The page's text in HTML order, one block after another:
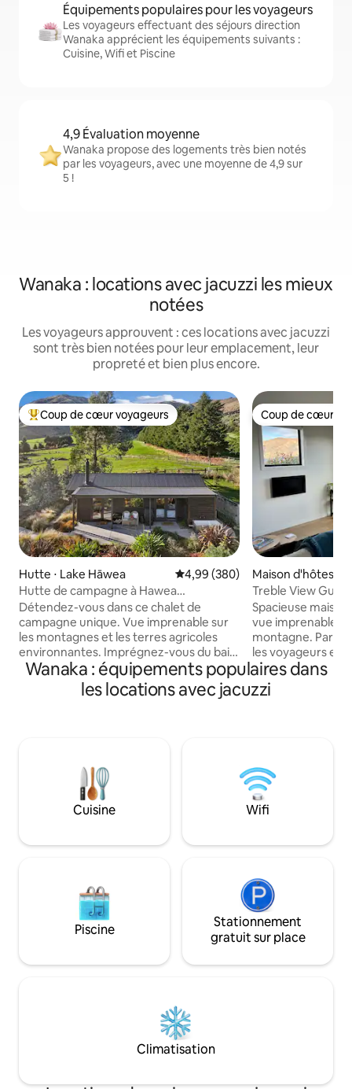
Équipements populaires pour les voyageurs
Les voyageurs effectuant des séjours direction
Wanaka apprécient les équipements suivants :
Cuisine, Wifi et Piscine
4,9 Évaluation moyenne
Wanaka propose des logements très bien notés
par les voyageurs, avec une moyenne de 4,9 sur
5 !
Wanaka : locations avec jacuzzi les mieux
notées
Les voyageurs approuvent : ces locations avec jacuzzi
sont très bien notées pour leur emplacement, leur
propreté et bien plus encore.
Coups de cœur voyageurs les plus appréciés
Coup de cœur voyageurs
Hutte ⋅ Lake Hāwea Évaluation moyenne sur la
4,99 (380)
Hutte de campagne à Hawea
Magnifique cabane de montagne
Détendez-vous dans ce chalet de
campagne unique. Vue imprenable sur
les montagnes et les terres agricoles
environnantes. Imprégnez-vous du bain
extérieur. Proche des sentiers de
randonnée pédestres et cyclables du lac
Hāwea. Bateau et domaines skiables de
confortable, ensoleillé, avec poêle à bois
et pompe à chaleur. L'emplacement est
niché entre Grandview et la gare du lac
Hāwea. Nous n'avons pas de pollution
étoiles incroyable.
Coup de cœur
Coup de cœur
Maison d'hôtes ⋅
Treble View
nouveau !
Spacieuse
vue imprenable
montagne.
les voyageurs en
terrasse privée
dix minutes à
voiture du canton
chauffage au sol,
chauffants, salon
réfrigérateur,
Remarque : pas
ou four.
Wanaka : équipements populaires dans
les locations avec jacuzzi
Cuisine Wifi
Piscine
Stationnement
gratuit sur place
Climatisation